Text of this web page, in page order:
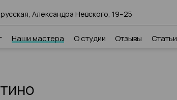
Александра Невского, 19–25
Наши мастера О студии Отзывы Статьи